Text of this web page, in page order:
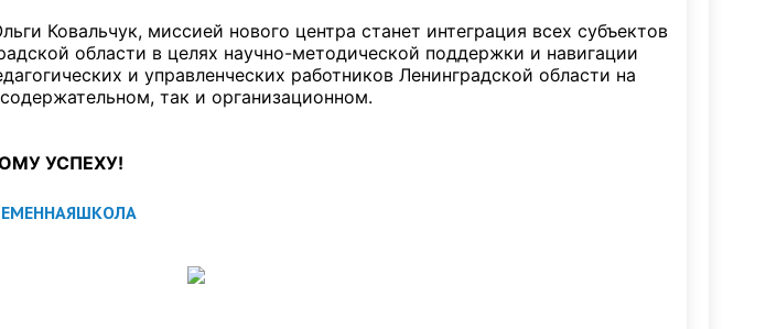
Ковальчук, миссией нового центра станет интеграция всех субъектов
области в целях научно-методической поддержки и навигации
и управленческих работников Ленинградской области на
так и организационном.
УСПЕХУ!